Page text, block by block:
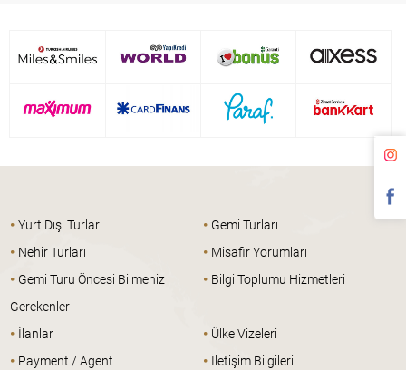
•Yurt Dışı Turlar • Gemi Turları
• Nehir Turları • Misafir Yorumları
• Gemi Turu Öncesi Bilmeniz
Gerekenler
• Bilgi Toplumu Hizmetleri
• İlanlar • Ülke Vizeleri
• Payment / Agent • İletişim Bilgileri